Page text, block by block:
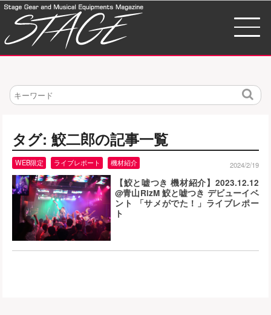
検
タグ: 鮫二郎の記事一覧
【鮫と嘘つき 機材紹介】2023.12.12
@青山RizM 鮫と嘘つき デビューイベ
ント 「サメがでた！」ライブレポー
ト
WEB限定 ライブレポート 機材紹介 2024/2/19